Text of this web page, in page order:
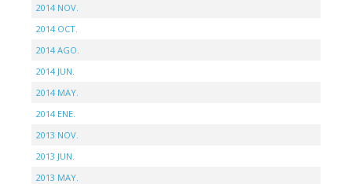
2014 NOV.
2014 OCT.
2014 AGO.
2014 JUN.
2014 MAY.
2014 ENE.
2013 NOV.
2013 JUN.
2013 MAY.